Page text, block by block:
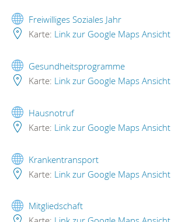
Freiwilliges Soziales Jahr
Karte: Link zur Google Maps Ansicht
Gesundheitsprogramme
Karte: Link zur Google Maps Ansicht
Hausnotruf
Karte: Link zur Google Maps Ansicht
Krankentransport
Karte: Link zur Google Maps Ansicht
Mitgliedschaft